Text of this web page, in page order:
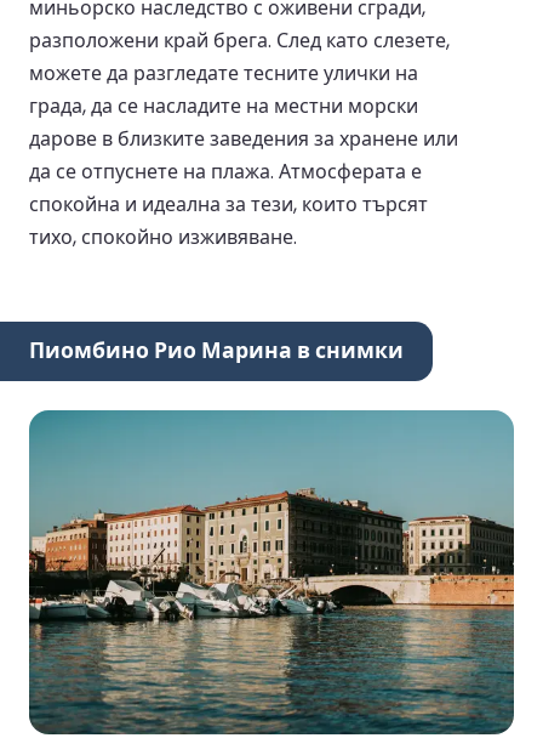
миньорско наследство с оживени сгради,
разположени край брега. След като слезете,
можете да разгледате тесните улички на
града, да се насладите на местни морски
дарове в близките заведения за хранене или
да се отпуснете на плажа. Атмосферата е
спокойна и идеална за тези, които търсят
тихо, спокойно изживяване.
Пиомбино Рио Марина в снимки